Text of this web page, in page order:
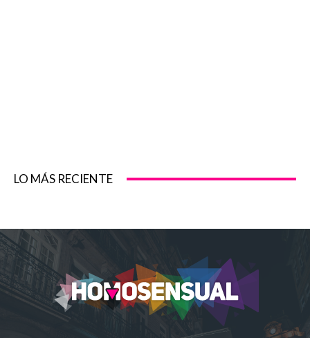
LO MÁS RECIENTE